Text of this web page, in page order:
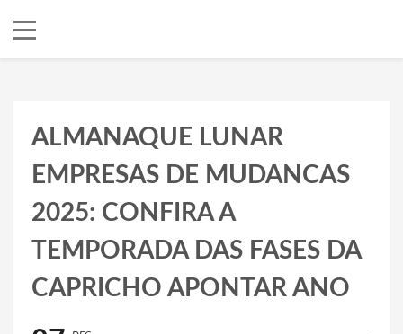
ALMANAQUE LUNAR
EMPRESAS DE MUDANCAS
2025: CONFIRA A
TEMPORADA DAS FASES DA
CAPRICHO APONTAR ANO